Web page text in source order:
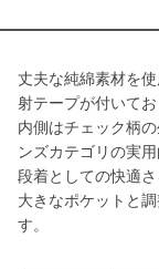
丈夫な純綿素材を
射テープが付いて
内側はチェック柄
ンズカテゴリの実
段着としての快適
大きなポケットと
す。